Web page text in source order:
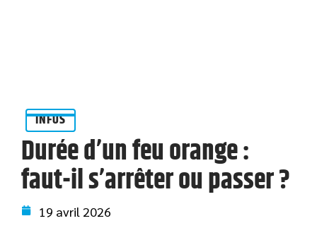
INFOS
Durée d’un feu orange :
faut-il s’arrêter ou passer ?
19 avril 2026